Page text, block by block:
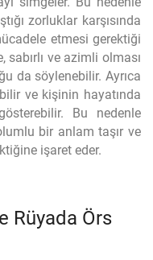
zorluklar karşısında
etmesi gerektiği
sabırlı ve azimli olması
da söylenebilir. Ayrıca
ve kişinin hayatında
Bu nedenle
bir anlam taşır ve
işaret eder.
Rüyada Örs